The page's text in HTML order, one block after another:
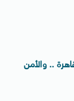
.. والأمن